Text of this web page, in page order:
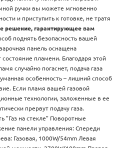
ручки вы можете мгновенно
и приступить к готовке, не тратя
решение, гарантирующее вам
поднять безопасность вашей
панель оснащена
пламени. Благодаря этой
случайно погаснет, подача газа
особенность – лишний способ
технологии, заложенные в ее
прервут подачу газа.
"Газ на стекле" Поворотные
панели управления: Спереди
Газовая, 1000W/54mm Левая